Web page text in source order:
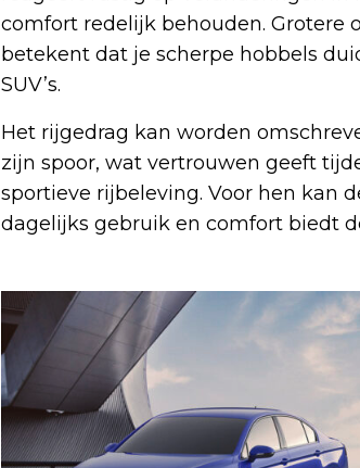
comfort redelijk behouden. Grotere
betekent dat je scherpe hobbels
SUV’s.
Het rijgedrag kan worden
zijn spoor, wat vertrouwen geeft
sportieve rijbeleving. Voor hen kan
dagelijks gebruik en comfort biedt